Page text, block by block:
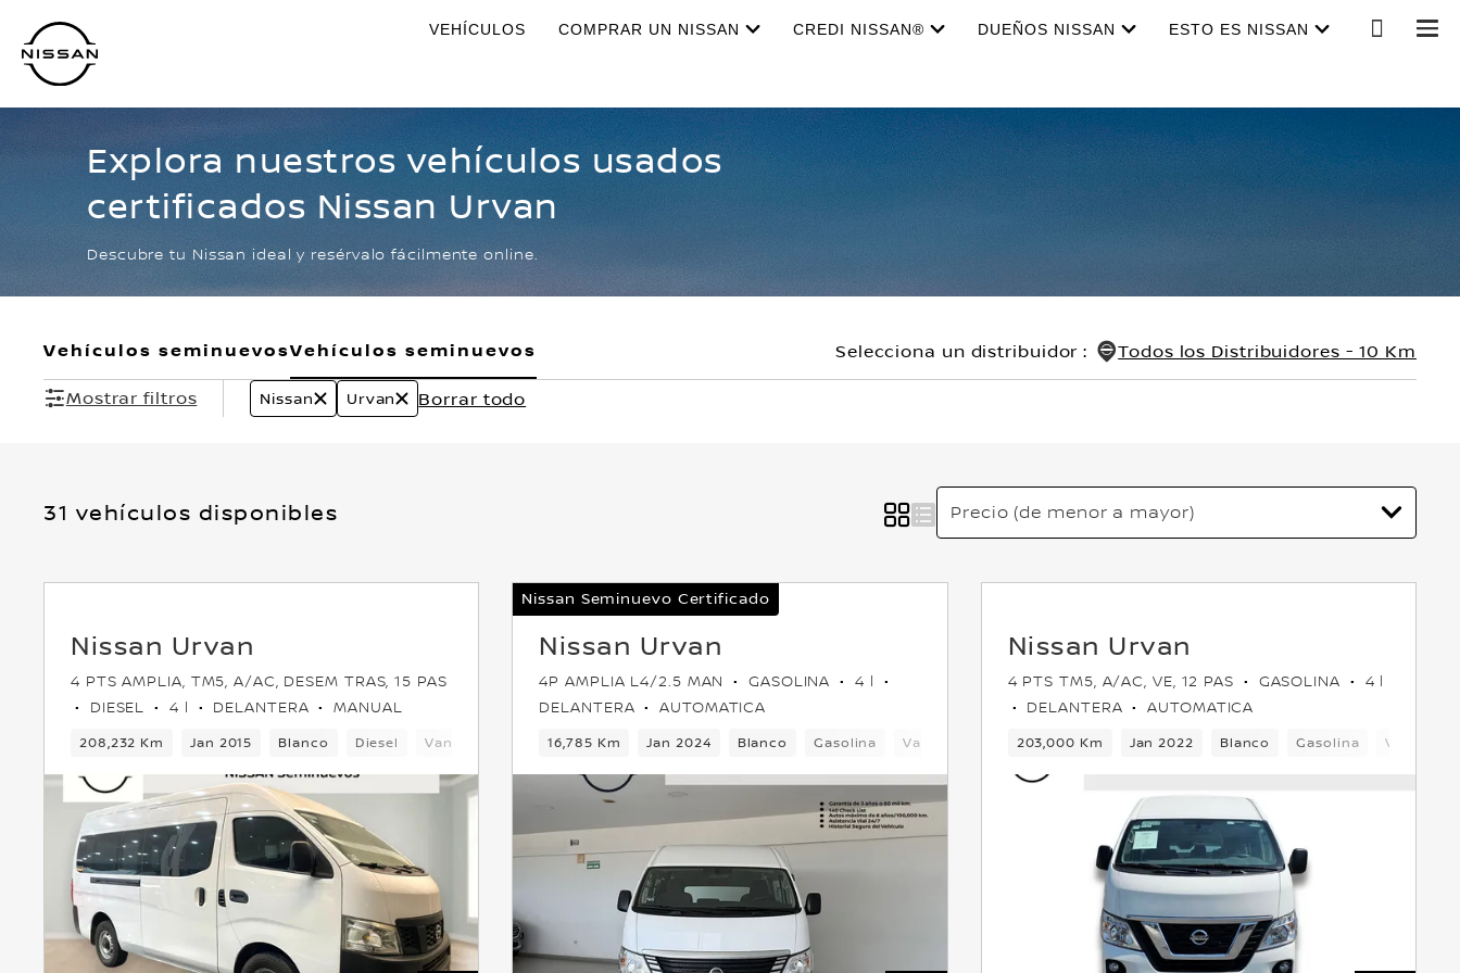
contenido
principal
VEHÍCULOS COMPRAR UN NISSAN CREDI NISSAN® DUEÑOS NISSAN ESTO ES NISSAN
Explora nuestros vehículos usados
certificados Nissan Urvan
Descubre tu Nissan ideal y resérvalo fácilmente online.
Vehículos seminuevosVehículos seminuevos Selecciona un distribuidor :
Todos los Distribuidores - 10 Km
Mostrar filtros
Nissan Urvan Borrar todo
31 vehículos disponibles
Nissan Urvan
4 PTS AMPLIA, TM5, A/AC, DESEM TRAS, 15 PAS
DIESEL
4 l DELANTERA MANUAL
208,232 Km Jan 2015 Blanco Diesel Van Delantera
Nissan Seminuevo Certificado
Nissan Urvan
4P AMPLIA L4/2.5 MAN GASOLINA
4 l
DELANTERA
AUTOMATICA
16,785 Km Jan 2024 Blanco Gasolina Van Delantera
Nissan Urvan
4 PTS TM5, A/AC, VE, 12 PAS GASOLINA
4 l
DELANTERA
AUTOMATICA
203,000 Km Jan 2022 Blanco Gasolina Van